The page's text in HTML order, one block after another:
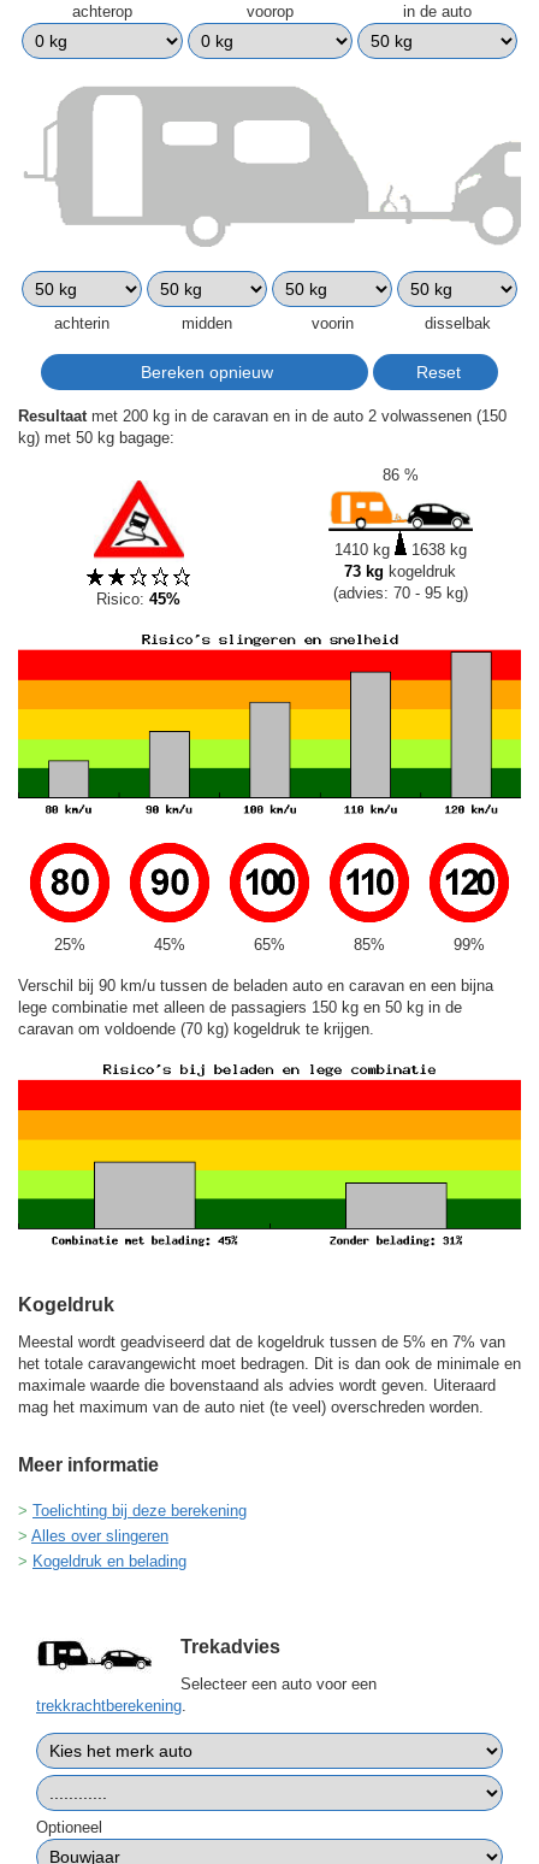
achterop
voorop in de auto
achterin midden voorin disselbak
Resultaat met 200 kg in de caravan en in de auto 2 volwassenen (150
kg) met 50 kg bagage:
Risico:45%
86 %
1410 kg
1638 kg
73 kg kogeldruk
(advies: 70 - 95 kg)
25% 45% 65% 85% 99%
Verschil bij 90 km/u tussen de beladen auto en caravan en een bijna
lege combinatie met alleen de passagiers 150 kg en 50 kg in de
caravan om voldoende (70 kg) kogeldruk te krijgen.
Kogeldruk
Meestal wordt geadviseerd dat de kogeldruk tussen de 5% en 7% van
het totale caravangewicht moet bedragen. Dit is dan ook de minimale en
maximale waarde die bovenstaand als advies wordt geven. Uiteraard
mag het maximum van de auto niet (te veel) overschreden worden.
Meer informatie
Toelichting bij deze berekening
Alles over slingeren
Kogeldruk en belading
Trekadvies
Selecteer een auto voor een
trekkrachtberekening
Optioneel